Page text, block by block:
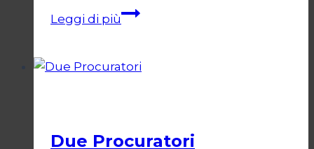
Leggi di piùTrap
Due Procuratori